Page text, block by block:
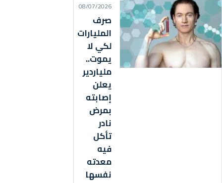
08/07/2026
صرف
المليارات
لكي لا
يموت..
ملياردير
يعلن
إصابته
بمرض
نادر
تأكل
فيه
معدته
نفسها